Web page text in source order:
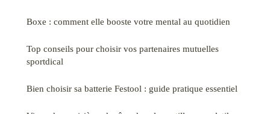
Boxe : comment elle booste votre mental au quotidien
Top conseils pour choisir vos partenaires mutuelles
sportdical
Bien choisir sa batterie Festool : guide pratique essentiel